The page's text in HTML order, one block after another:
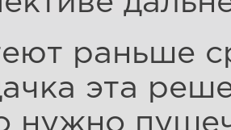
раньше
эта
нужно